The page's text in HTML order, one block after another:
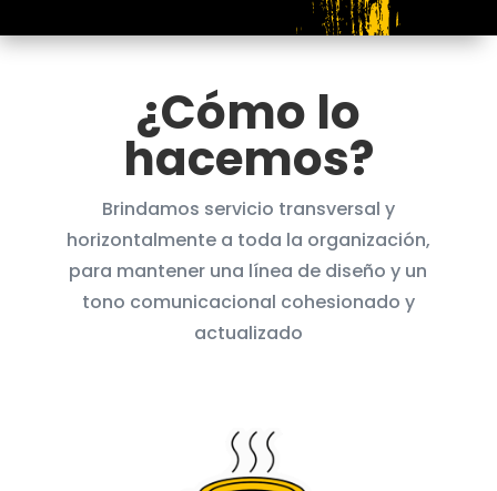
¿Cómo lo
hacemos?
Brindamos servicio transversal y
horizontalmente a toda la organización,
para mantener una línea de diseño y un
tono comunicacional cohesionado y
actualizado